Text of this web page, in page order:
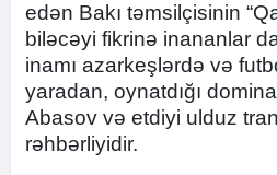
edən Bakı təmsilçisinin
biləcəyi fikrinə inananlar
inamı azarkeşlərdə və
yaradan, oynatdığı
Abasov və etdiyi ulduz
rəhbərliyidir.